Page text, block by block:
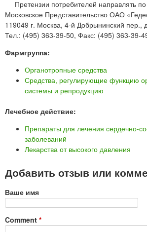
Претензии потребителей направлять
Московское Представительство ОАО
119049 г. Москва, 4-й Добрынинский пер.,
Тел.: (495) 363-39-50, Факс: (495) 363-39-
Фармгруппа:
Органотропные средства
Средства, регулирующие функцию
системы и репродукцию
Лечебное действие:
Препараты для лечения сердечно-
заболеваний
Лекарства от высокого давления
Добавить отзыв или
Ваше имя
Comment *